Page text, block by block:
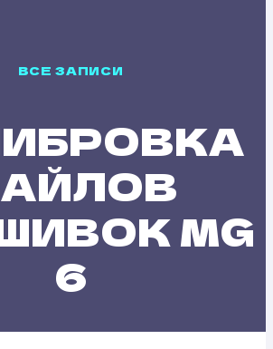
ВСЕ ЗАПИСИ
MG
6